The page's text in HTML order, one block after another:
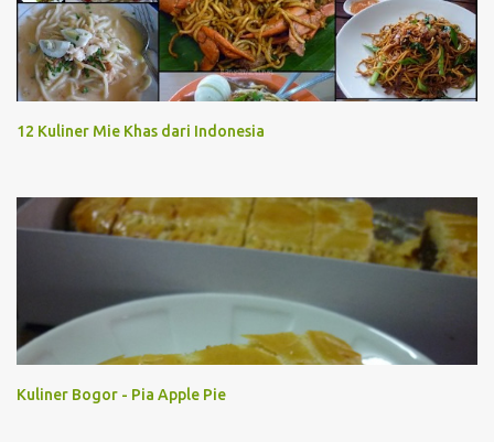
12 Kuliner Mie Khas dari Indonesia
Kuliner Bogor - Pia Apple Pie